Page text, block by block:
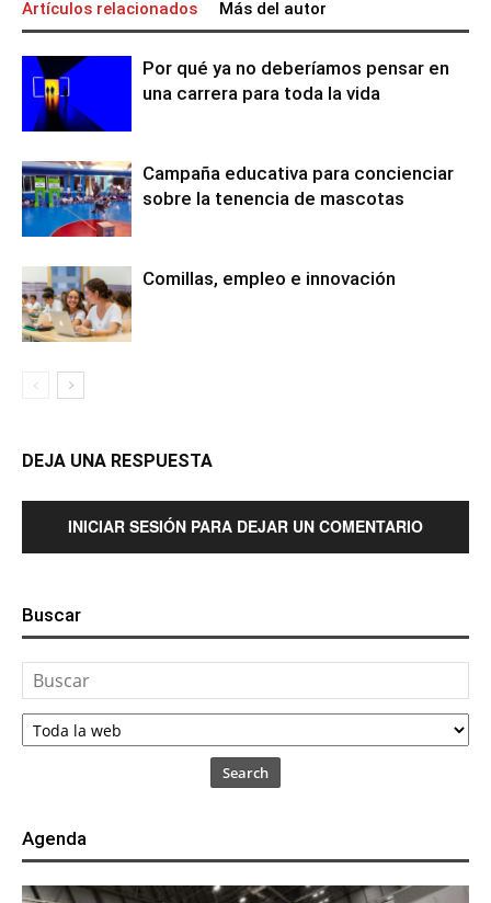
Artículos relacionados Más del autor
Por qué ya no deberíamos pensar en
una carrera para toda la vida
Campaña educativa para concienciar
sobre la tenencia de mascotas
Comillas, empleo e innovación
DEJA UNA RESPUESTA
INICIAR SESIÓN PARA DEJAR UN COMENTARIO
Buscar
Search
Agenda